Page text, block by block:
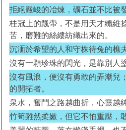
拒絕嚴峻的冶煉，礦石並不比被
桂冠上的飄帶，不是用天才纖維
苦，磨難的絲縷紡織出來的。
沉湎於希望的人和守株待兔的樵
沒有一顆珍珠的閃光，是靠別人
沒有風浪，便沒有勇敢的弄潮兒
的開拓者。
泉水，奮鬥之路越曲折，心靈越純
竹筍雖然柔嫩，但它不怕重壓，